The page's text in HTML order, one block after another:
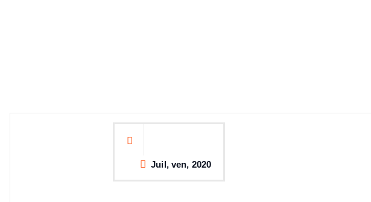
Juil, ven, 2020